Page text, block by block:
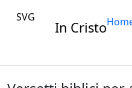
SVG
In Cristo